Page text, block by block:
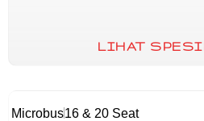
LIHAT
Microbus16 & 20 Seat